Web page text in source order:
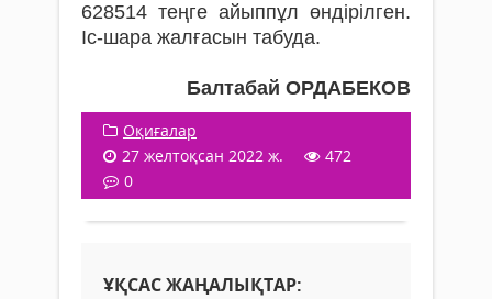
628514 теңге айыппұл өндірілген.
Іс-шара жалғасын табуда.
Балтабай ОРДАБЕКОВ
Оқиғалар
27 желтоқсан 2022 ж.
472
0
ҰҚСАС ЖАҢАЛЫҚТАР: